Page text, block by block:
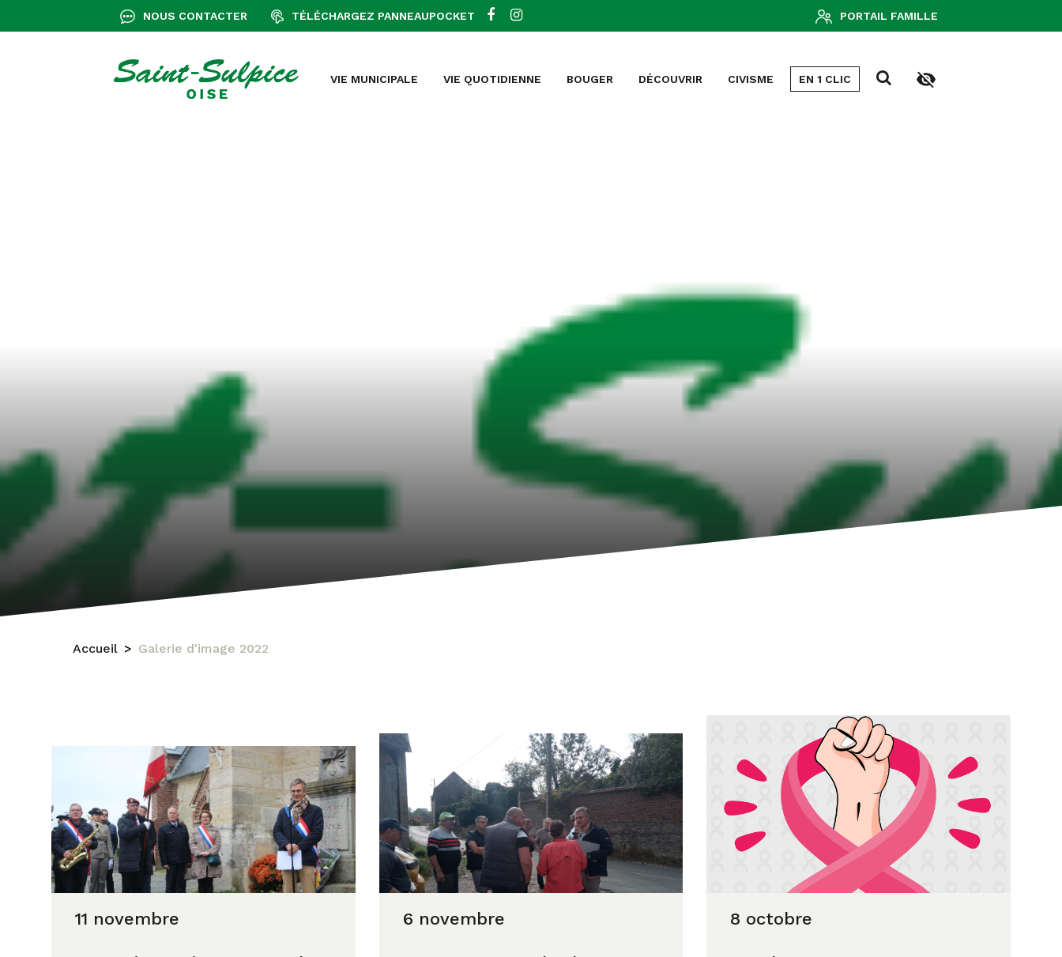
NOUS CONTACTER TÉLÉCHARGEZ PANNEAUPOCKET PORTAIL FAMILLE
VIE MUNICIPALE VIE QUOTIDIENNE BOUGER DÉCOUVRIR CIVISME EN 1 CLIC
Accueil Galerie d'image 2022
11 novembre 6 novembre 8 octobre